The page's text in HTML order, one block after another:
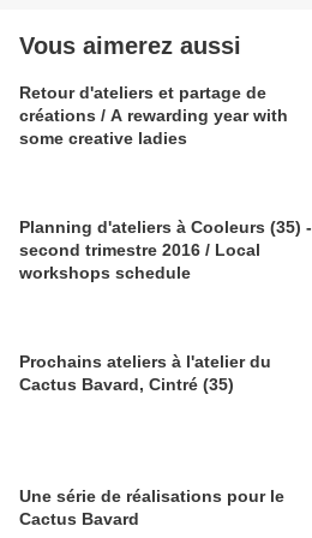
Vous aimerez aussi
Retour d'ateliers et partage de
créations / A rewarding year with
some creative ladies
Planning d'ateliers à Cooleurs (35) -
second trimestre 2016 / Local
workshops schedule
Prochains ateliers à l'atelier du
Cactus Bavard, Cintré (35)
Une série de réalisations pour le
Cactus Bavard